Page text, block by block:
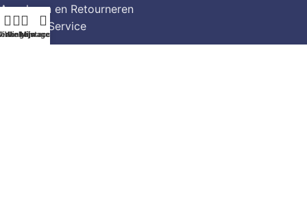
Annuleren en Retourneren
Ontwerp Service
Contact
Winkelwagen
Mijn account